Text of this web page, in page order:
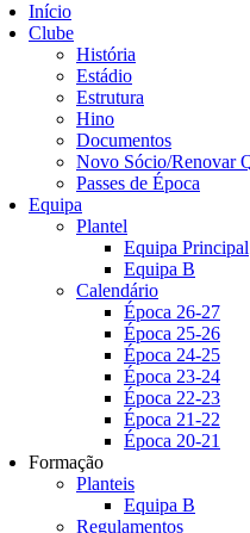
Início
Clube
História
Estádio
Estrutura
Hino
Documentos
Novo Sócio/Renovar
Passes de Época
Equipa
Plantel
Equipa Principal
Equipa B
Calendário
Época 26-27
Época 25-26
Época 24-25
Época 23-24
Época 22-23
Época 21-22
Época 20-21
Formação
Planteis
Equipa B
Regulamentos